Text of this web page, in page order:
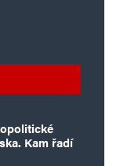
Kam řadí